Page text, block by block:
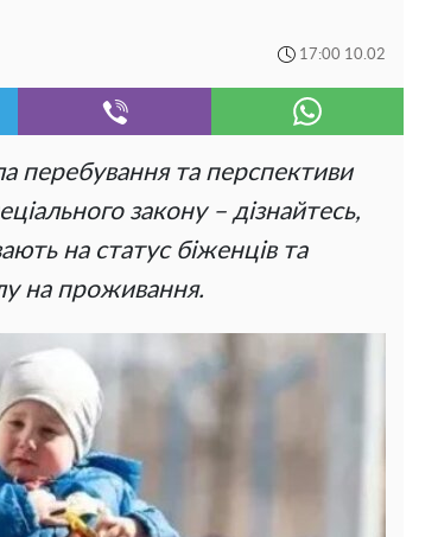
17:00 10.02
перебування та перспективи
закону – дізнайтесь,
на статус біженців та
на проживання.